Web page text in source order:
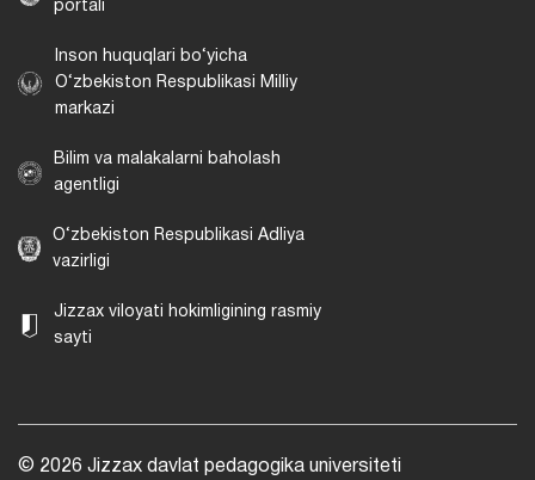
portali
Inson huquqlari bo‘yicha
O‘zbekiston Respublikasi Milliy
markazi
Bilim va malakalarni baholash
agentligi
O‘zbekiston Respublikasi Adliya
vazirligi
Jizzax viloyati hokimligining rasmiy
sayti
© 2026 Jizzax davlat pedagogika universiteti